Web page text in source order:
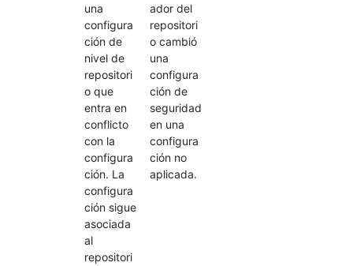
una
configura
ción de
nivel de
repositori
o que
entra en
conflicto
con la
configura
ción. La
configura
ción sigue
asociada
al
repositori
ador del
repositori
o cambió
una
configura
ción de
seguridad
en una
configura
ción no
aplicada.